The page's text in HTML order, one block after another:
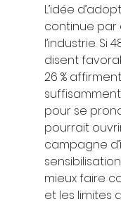
L’idée
continue par
l’industrie. Si
disent
26 %
pour se
pourrait
campagne
mieux faire
et les limites